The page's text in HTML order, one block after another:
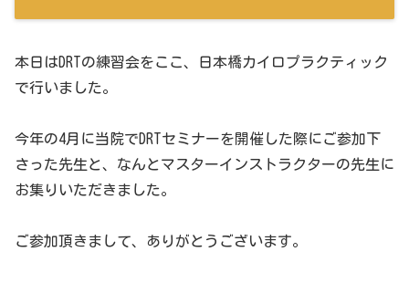
本日はDRTの練習会をここ、日本橋カイロプラクティック
で行いました。
今年の4月に当院でDRTセミナーを開催した際にご参加下
さった先生と、なんとマスターインストラクターの先生に
お集りいただきました。
ご参加頂きまして、ありがとうございます。